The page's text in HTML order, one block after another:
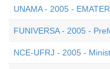
UNAMA - 2005 -
FUNIVERSA - 2005 -
NCE-UFRJ - 2005 -